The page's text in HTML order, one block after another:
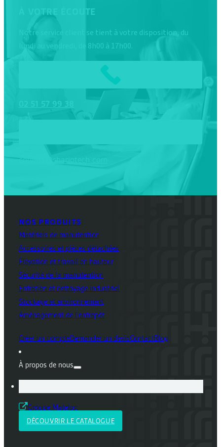
NOS PRODUITS
Matériels de manutention
Accessoires et pièces détachées
Élévation et travail en hauteur
Sécurité de la manutention
Entretien et nettoyage industriel
Stockage et environnement
Aménagement de l'entrepôt
Créer un compteDemander un devisContactBlog
À propos de nous
Groupe Mateloc
DÉCOUVRIR LE CATALOGUE
À VOTRE ÉCOUTE
Notre service client se tient à votre disposition, du
lundi au vendredi, de 8h00 à 17h00.
99 38
contact@chariotech.com